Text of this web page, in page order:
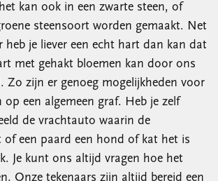
kan ook in een zwarte steen, of
steensoort worden gemaakt. Net
je liever een echt hart dan kan dat
met gehakt bloemen kan door ons
Zo zijn er genoeg mogelijkheden voor
op een algemeen graf. Heb je zelf
de vrachtauto waarin de
of een paard een hond of kat het is
Je kunt ons altijd vragen hoe het
Onze tekenaars zijn altijd bereid een